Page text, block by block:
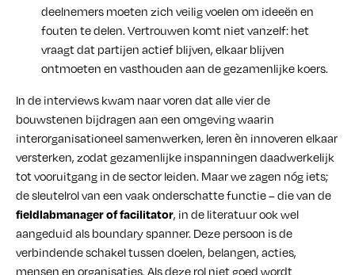
deelnemers moeten zich veilig voelen om ideeën en
fouten te delen. Vertrouwen komt niet vanzelf: het
vraagt dat partijen actief blijven, elkaar blijven
ontmoeten en vasthouden aan de gezamenlijke koers.
In de interviews kwam naar voren dat alle vier de
bouwstenen bijdragen aan een omgeving waarin
interorganisationeel samenwerken, leren èn innoveren elkaar
versterken, zodat gezamenlijke inspanningen daadwerkelijk
tot vooruitgang in de sector leiden. Maar we zagen nóg iets;
de sleutelrol van een vaak onderschatte functie – die van de
fieldlabmanager of facilitator, in de literatuur ook wel
aangeduid als boundary spanner. Deze persoon is de
verbindende schakel tussen doelen, belangen, acties,
mensen en organisaties. Als deze rol niet goed wordt